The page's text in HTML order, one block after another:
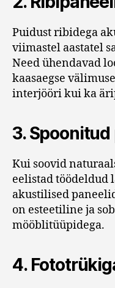
Puidust ribidega
viimastel aastatel
Need ühendavad
kaasaegse
interjööri kui ka
3.
Kui soovid
eelistad töödeldud
akustilised
on esteetiline ja
mööblitüüpidega.
4.